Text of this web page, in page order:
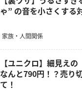
ゃ” の音を小さくする
家族・人間関係
【ユニクロ】細見え
なんと790円！？売り
て！